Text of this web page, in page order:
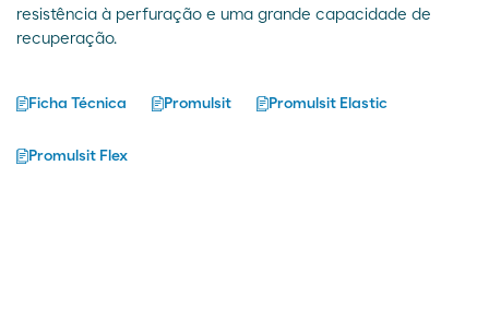
resistência à perfuração e uma grande capacidade de
recuperação.
Ficha Técnica Promulsit Promulsit Elastic
Promulsit Flex